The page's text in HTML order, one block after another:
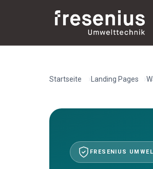
Startseite Landing Pages
FRESENIUS